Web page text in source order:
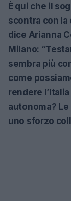
È qui che il
scontra con la
dice Arianna
Milano:
sembra più
come
rendere
autonoma?
uno sforzo